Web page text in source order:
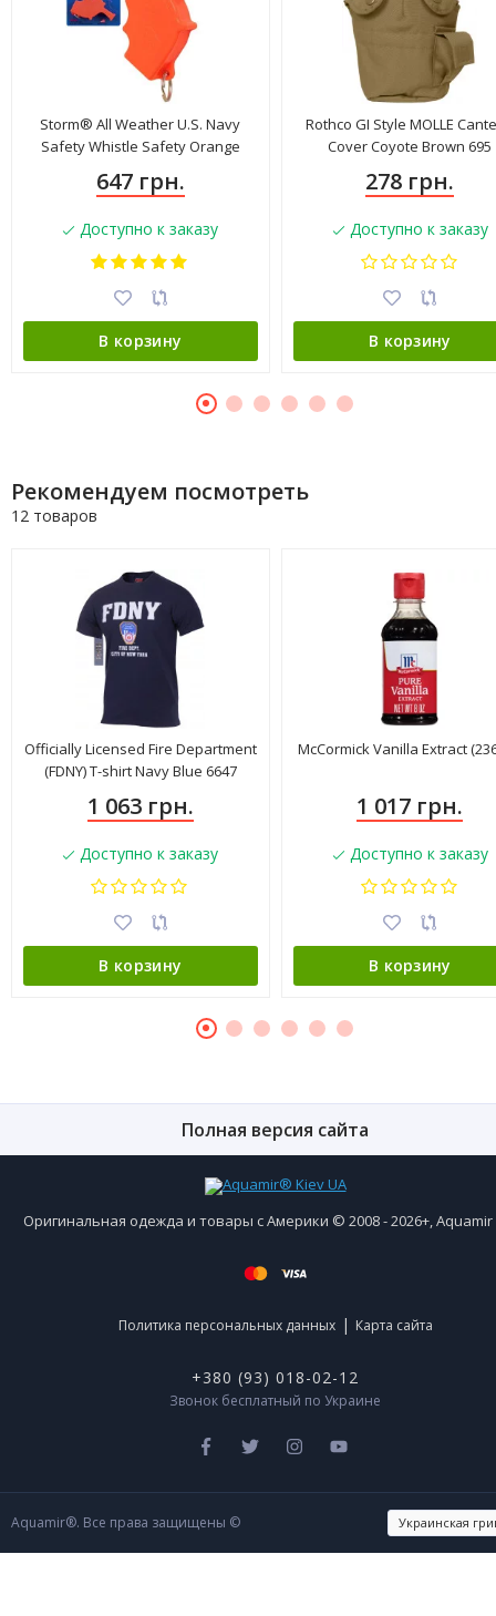
Storm® All Weather U.S. Navy
Safety Whistle Safety Orange
647 грн.
Доступно к заказу
В корзину
Rothco GI Style MOLLE
Cover Coyote Brown 695
278 грн.
Доступно к заказу
В корзину
Рекомендуем посмотреть
12 товаров
Officially Licensed Fire Department
(FDNY) T-shirt Navy Blue 6647
1 063 грн.
Доступно к заказу
В корзину
McCormick Vanilla Extract
1 017 грн.
Доступно к заказу
В корзину
Полная версия сайта
Оригинальная одежда и товары с Америки © 2008 - 2026+,
Политика персональных данных | Карта сайта
+380 (93) 018-02-12
Звонок бесплатный по Украине
Aquamir®. Все права защищены ©